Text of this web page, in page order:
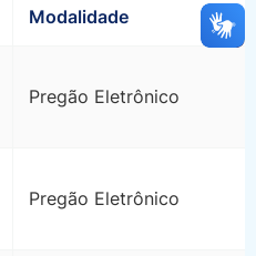
Modalidade
Pregão Eletrônico
Pregão Eletrônico